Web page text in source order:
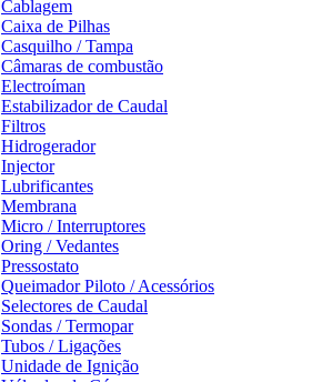
Cablagem
Caixa de Pilhas
Casquilho / Tampa
Câmaras de combustão
Electroíman
Estabilizador de Caudal
Filtros
Hidrogerador
Injector
Lubrificantes
Membrana
Micro / Interruptores
Oring / Vedantes
Pressostato
Queimador Piloto / Acessórios
Selectores de Caudal
Sondas / Termopar
Tubos / Ligações
Unidade de Ignição